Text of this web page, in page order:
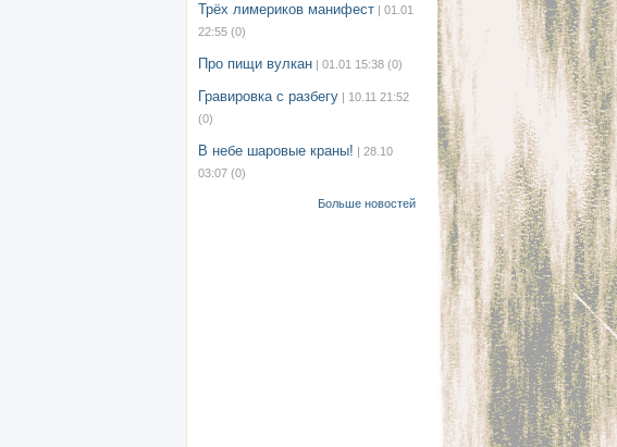
Трёх лимериков манифест | 01.01
22:55 (0)
Про пищи вулкан | 01.01 15:38 (0)
Гравировка с разбегу | 10.11 21:52
(0)
В небе шаровые краны! | 28.10
03:07 (0)
Больше новостей